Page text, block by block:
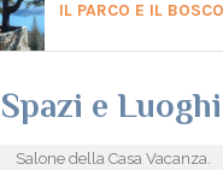
IL PARCO E IL BOSCO
Spazi e Luoghi
Salone della Casa Vacanza.